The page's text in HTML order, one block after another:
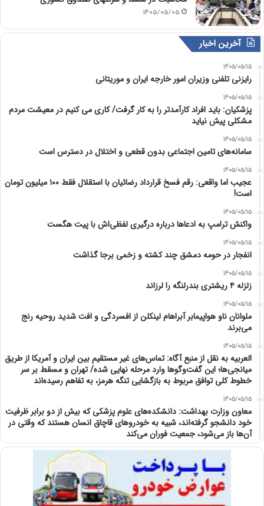
1405/05/05
آخرین اخبار
1405/05/15
رایزنی تلفنی وزیران امور خارجه ایران و موریتانی
1405/05/15
پزشکیان: باید افراد کارآمدتر را به کار گرفت/ کاری می کنیم در معیشت مردم
مشکلی پیش نیاید
1405/05/15
سامانه‌های تامین اجتماعی بدون قطعی و اختلال در دسترس است
1405/05/15
عجیب اما واقعی: رقم فسخ قرارداد رضائیان با استقلال فقط ۱۰۰ میلیون تومان
است!
1405/05/15
واکنش ترامپ به ادعاها درباره درگیری لفظی‌اش با پیت هگست
1405/05/15
انفجار در حومه دمشق چند کشته و زخمی برجا گذاشت
1405/05/15
زلزله ۴ ریشتری بندرلنگه را لرزاند
1405/05/15
ملوانان ناو هواپیمابر آبراهام لینکلن از افسردگی و افت شدید روحیه رنج
می‌برند
1405/05/15
العربیه به نقل از منبع آگاه: تماس‌های غیر مستقیم بین ایران و آمریکا از طریق
میانجی‌ها؛ این گفت‌و‌گو‌ها وارد مرحله نهایی شده/ تهران و مسقط بر سر
خطوط کلی توافق مربوط به بازگشایی تنگه هرمز، به تفاهم رسیده‌اند
1405/05/15
معاون وزارت بهداشت: دانشکده‌های علوم پزشکی که بیش از دو برابر ظرفیت
خود دانشجو گرفته‌اند، شبیه به خودرو‌های قاچاق انسان هستند که وقتی در
آن‌ها باز می‌شود، جمعیت فوران می‌کند